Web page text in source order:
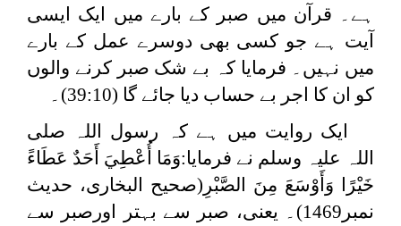
ہے۔ قرآن میں صبر کے بارے میں ایک ایسی
آیت ہے جو کسی بھی دوسرے عمل کے بارے
میں نہیں۔ فرمایا کہ بے شک صبر کرنے والوں
کو ان کا اجر بے حساب دیا جائے گا (39:10)۔
ایک روایت میں ہے کہ رسول اللہ صلی
اللہ علیہ وسلم نے فرمایا:وَمَا أُعْطِيَ أَحَدٌ عَطَاءً
خَيْرًا وَأَوْسَعَ مِنَ الصَّبْرِ (صحیح البخاری، حدیث
نمبر1469)۔ یعنی، صبر سے بہتر اورصبر سے